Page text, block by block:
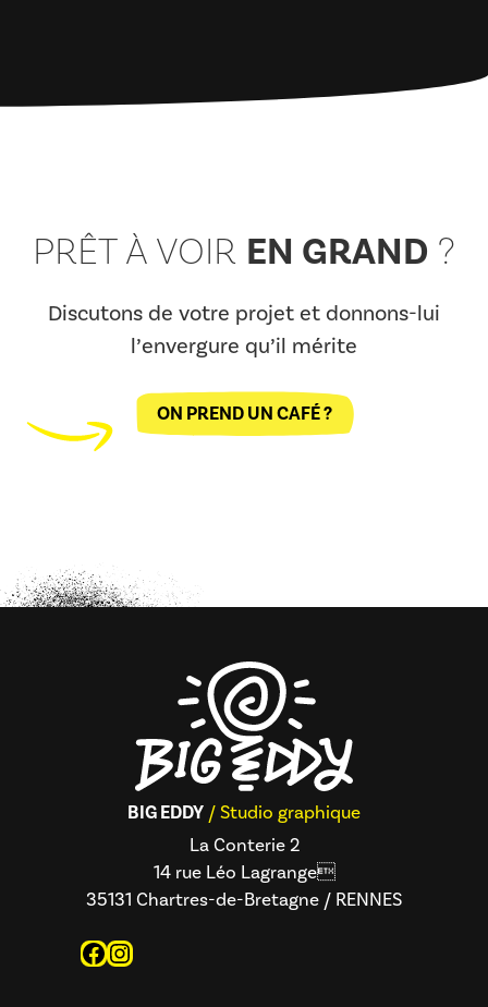
PRÊT À VOIR EN GRAND ?
Discutons de votre projet et donnons-lui
l’envergure qu’il mérite
ON PREND UN CAFÉ ?
BIG EDDY / Studio graphique
La Conterie 2
14 rue Léo Lagrange
35131 Chartres-de-Bretagne / RENNES
Facebook
Instagram